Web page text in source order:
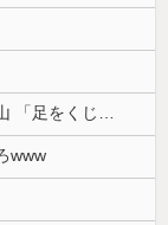
ドイツ人男性がランニングシューズで富士登山 「足をくじいて動けない」
www